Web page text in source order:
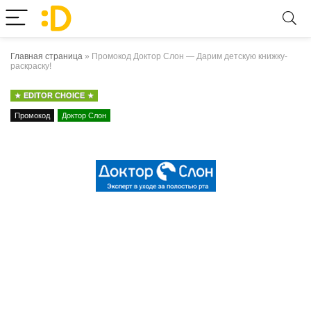
Главная страница » Промокод Доктор Слон — Дарим детскую книжку-
раскраску!
EDITOR CHOICE
Промокод Доктор Слон